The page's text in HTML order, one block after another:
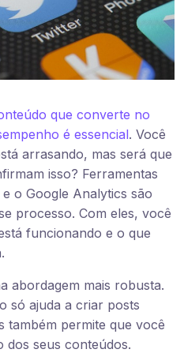
que converte no
é essencial. Você
arrasando, mas será que
isso? Ferramentas
o Google Analytics são
processo. Com eles, você
funcionando e o que
abordagem mais robusta.
só ajuda a criar posts
também permite que você
dos seus conteúdos.